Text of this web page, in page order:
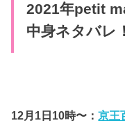
2021年petit
中身ネタバレ！
12月1日10時〜：京王